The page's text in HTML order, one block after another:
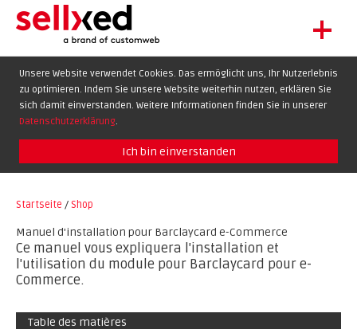
+
DE EN
EXTENSIONS
SHOWCASE
SUPPORT
ABOUT
Unsere Website verwendet Cookies. Das ermöglicht uns, Ihr Nutzerlebnis
zu optimieren. Indem Sie unsere Website weiterhin nutzen, erklären Sie
sich damit einverstanden. Weitere Informationen finden Sie in unserer
Datenschutzerklärung.
Ich bin einverstanden
Startseite / Shop
Manuel d'installation pour Barclaycard e-Commerce
Ce manuel vous expliquera l'installation et
l'utilisation du module pour Barclaycard pour e-
Commerce.
Table des matières